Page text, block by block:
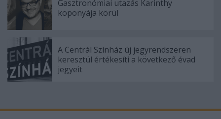
Gasztronómiai utazás Karinthy
koponyája körül
A Centrál Színház új jegyrendszeren
keresztül értékesíti a következő évad
jegyeit